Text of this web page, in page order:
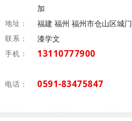
加
地址： 福建 福州 福州市仓山区城
联系： 漆学文
手机： 13110777900
电话： 0591-83475847